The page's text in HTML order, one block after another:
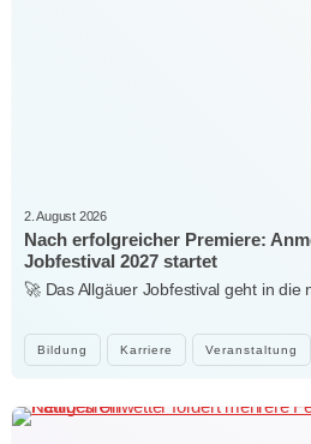
Bildung Karriere Veranstaltung
2. August 2026
Nach erfolgreicher Premiere:
Jobfestival 2027 startet
🚀 Das Allgäuer Jobfestival geht in die